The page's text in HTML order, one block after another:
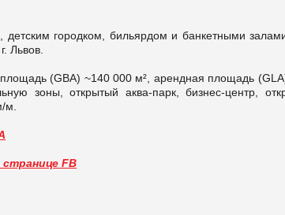
детским городком, бильярдом и банкетными
Львов.
(GBA) ~140 000 м², арендная площадь
зоны, открытый аква-парк, бизнес-центр,
м.
странице FB